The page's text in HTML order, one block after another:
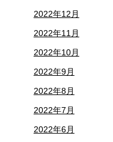
2022年12月
2022年11月
2022年10月
2022年9月
2022年8月
2022年7月
2022年6月